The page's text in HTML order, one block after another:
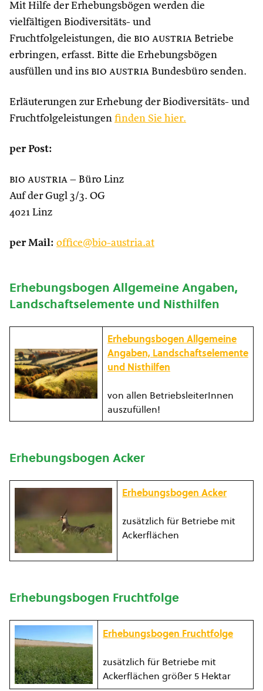
Mit Hilfe der Erhebungsbögen werden die
vielfältigen Biodiversitäts- und
Fruchtfolgeleistungen, die bio austria Betriebe
erbringen, erfasst. Bitte die Erhebungsbögen
ausfüllen und ins bio austria Bundesbüro senden.
Erläuterungen zur Erhebung der Biodiversitäts- und
Fruchtfolgeleistungen finden Sie hier.
per Post:
bio austria – Büro Linz
Auf der Gugl 3/3. OG
4021 Linz
per Mail: office@bio-austria.at
Erhebungsbogen Allgemeine Angaben,
Landschaftselemente und Nisthilfen
Erhebungsbogen Allgemeine
Angaben, Landschaftselemente
und Nisthilfen
von allen BetriebsleiterInnen
auszufüllen!
Erhebungsbogen Acker
Erhebungsbogen Acker
zusätzlich für Betriebe mit
Ackerflächen
Erhebungsbogen Fruchtfolge
Erhebungsbogen Fruchtfolge
zusätzlich für Betriebe mit
Ackerflächen größer 5 Hektar